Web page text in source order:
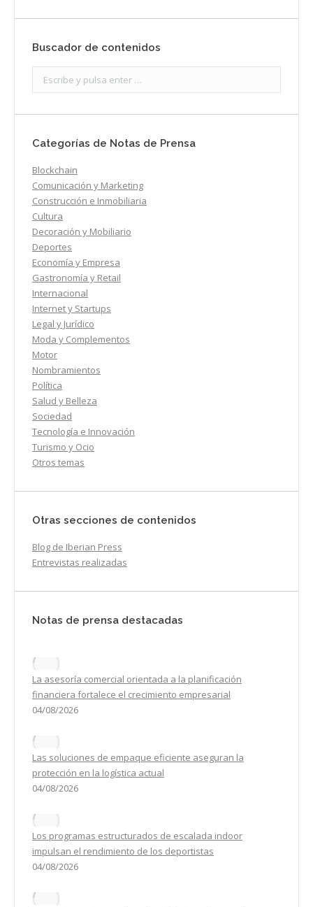
Buscador de contenidos
Categorías de Notas de Prensa
Blockchain
Comunicación y Marketing
Construcción e Inmobiliaria
Cultura
Decoración y Mobiliario
Deportes
Economía y Empresa
Gastronomía y Retail
Internacional
Internet y Startups
Legal y Jurídico
Moda y Complementos
Motor
Nombramientos
Política
Salud y Belleza
Sociedad
Tecnología e Innovación
Turismo y Ocio
Otros temas
Otras secciones de contenidos
Blog de Iberian Press
Entrevistas realizadas
Notas de prensa destacadas
La asesoría comercial orientada a la planificación
financiera fortalece el crecimiento empresarial
04/08/2026
Las soluciones de empaque eficiente aseguran la
protección en la logística actual
04/08/2026
Los programas estructurados de escalada indoor
impulsan el rendimiento de los deportistas
04/08/2026